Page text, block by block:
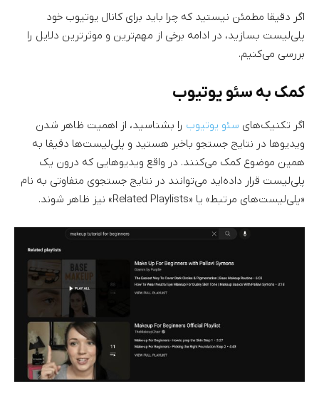
اگر دقیقا مطمئن نیستید که چرا باید برای کانال یوتیوب خود
پلی‌لیست بسازید، در ادامه برخی از مهم‌ترین و موثرترین دلایل را
بررسی می‌کنیم.
کمک به سئو یوتیوب
اگر تکنیک‌‌های سئو یوتیوب را بشناسید، از اهمیت ظاهر شدن
ویدیوها در نتایج جستجو باخبر هستید و پلی‌لیست‌ها دقیقا به
همین موضوع کمک می‌کنند. در واقع ویدیوهایی که درون یک
پلی‌لیست قرار داده‌اید می‌توانند در نتایج جستجوی متفاوتی به نام
«پلی‌لیست‌های مرتبط» یا «Related Playlists» نیز ظاهر شوند.